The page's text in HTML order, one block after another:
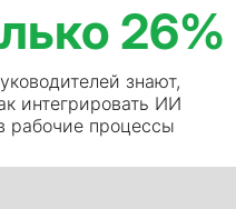
знают,
интегрировать ИИ
рабочие процессы
26%